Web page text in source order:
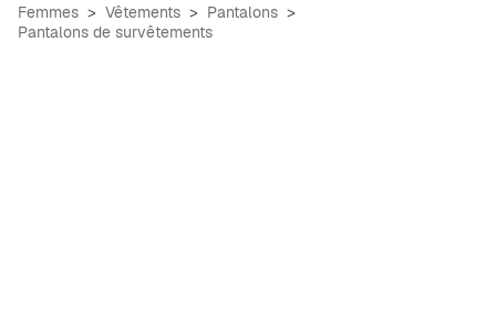
Femmes Vêtements
Pantalons
Pantalons de survêtements